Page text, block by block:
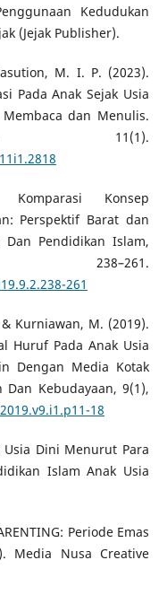
Kedudukan
(Jejak Publisher).
M. I. P. (2023).
Pada Anak Sejak Usia
dan Menulis.
11(1).
Konsep
Perspektif Barat dan
Dan Pendidikan Islam,
261
Kurniawan, M. (2019).
Huruf Pada Anak Usia
Dengan Media Kotak
Dan Kebudayaan, 9(1),
18
Usia Dini Menurut Para
Islam Anak Usia
Periode Emas
Media Nusa Creative